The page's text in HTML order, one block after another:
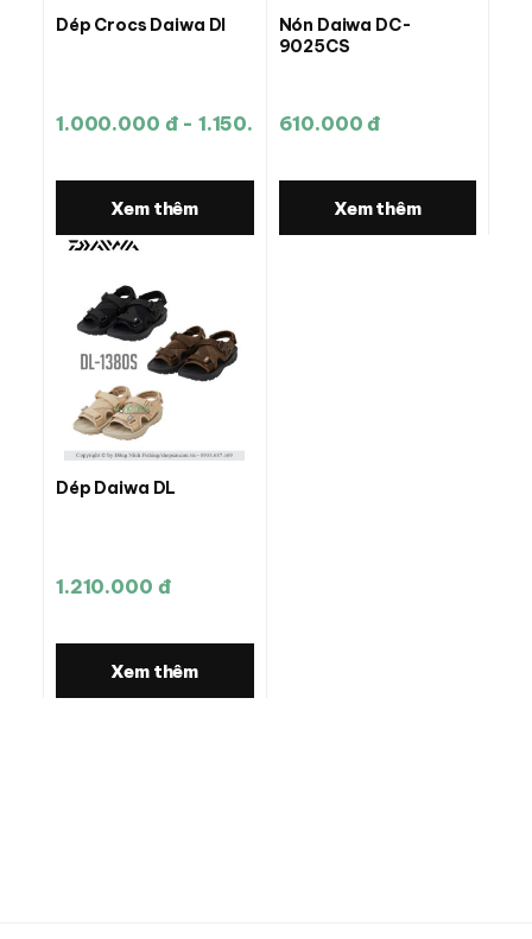
Dép Crocs Daiwa Dl
1.000.000 đ - 1.150.000 đ
Xem thêm
Nón Daiwa DC-
9025CS
610.000 đ
Xem thêm
Dép Daiwa DL
1.210.000 đ
Xem thêm